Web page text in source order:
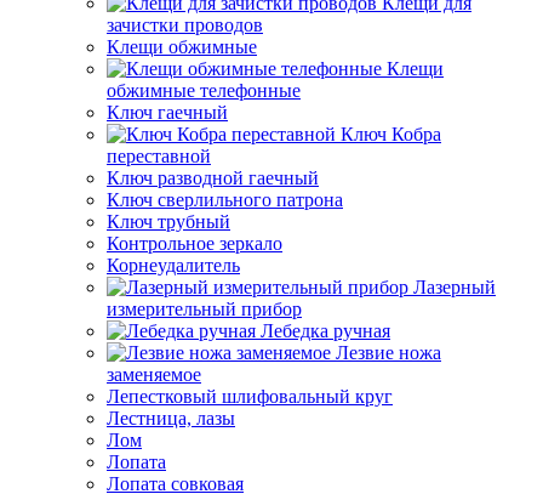
зачистки проводов
Клещи обжимные
Клещи
обжимные телефонные
Ключ гаечный
Ключ Кобра
переставной
Ключ разводной гаечный
Ключ сверлильного патрона
Ключ трубный
Контрольное зеркало
Корнеудалитель
Лазерный
измерительный прибор
Лебедка ручная
Лезвие ножа
заменяемое
Лепестковый шлифовальный круг
Лестница, лазы
Лом
Лопата
Лопата совковая